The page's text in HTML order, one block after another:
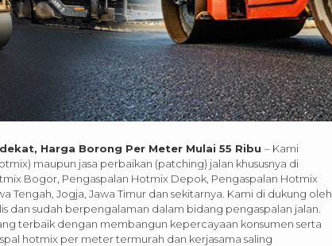
Harga Borong Per Meter Mulai 55 Ribu – Kami
maupun jasa perbaikan (patching) jalan khususnya di
Bogor, Pengaspalan Hotmix Depok, Pengaspalan Hotmix
Tengah, Jogja, Jawa Timur dan sekitarnya. Kami di dukung oleh
dan sudah berpengalaman dalam bidang pengaspalan jalan.
terbaik dengan membangun kepercayaan konsumen serta
hotmix per meter termurah dan kerjasama saling